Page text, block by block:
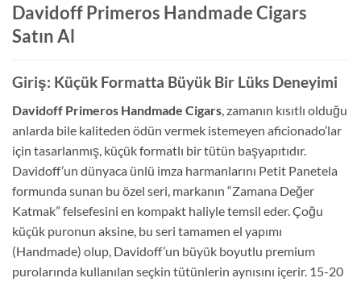
Davidoff Primeros Handmade Cigars
Satın Al
Giriş: Küçük Formatta Büyük Bir Lüks Deneyimi
Davidoff Primeros Handmade Cigars , zamanın kısıtlı olduğu
anlarda bile kaliteden ödün vermek istemeyen aficionado’lar
için tasarlanmış, küçük formatlı bir tütün başyapıtıdır.
Davidoff’un dünyaca ünlü imza harmanlarını Petit Panetela
formunda sunan bu özel seri, markanın “Zamana Değer
Katmak” felsefesini en kompakt haliyle temsil eder. Çoğu
küçük puronun aksine, bu seri tamamen el yapımı
(Handmade) olup, Davidoff’un büyük boyutlu premium
purolarında kullanılan seçkin tütünlerin aynısını içerir. 15-20